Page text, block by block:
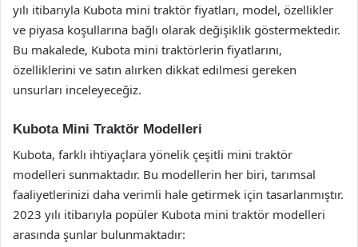
yılı itibarıyla Kubota mini traktör fiyatları, model, özellikler
ve piyasa koşullarına bağlı olarak değişiklik göstermektedir.
Bu makalede, Kubota mini traktörlerin fiyatlarını,
özelliklerini ve satın alırken dikkat edilmesi gereken
unsurları inceleyeceğiz.
Kubota Mini Traktör Modelleri
Kubota, farklı ihtiyaçlara yönelik çeşitli mini traktör
modelleri sunmaktadır. Bu modellerin her biri, tarımsal
faaliyetlerinizi daha verimli hale getirmek için tasarlanmıştır.
2023 yılı itibarıyla popüler Kubota mini traktör modelleri
arasında şunlar bulunmaktadır: